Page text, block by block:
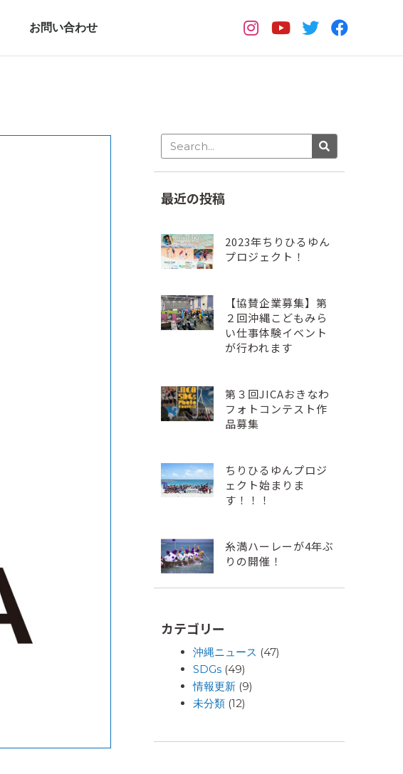
お問い合わせ
最近の投稿
2023年ちりひるゆん
プロジェクト！
【協賛企業募集】第
２回沖縄こどもみら
い仕事体験イベント
が行われます
第３回JICAおきなわ
フォトコンテスト作
品募集
ちりひるゆんプロジ
ェクト始まりま
す！！！
糸満ハーレーが4年ぶ
りの開催！
カテゴリー
沖縄ニュース (47)
SDGs (49)
情報更新 (9)
未分類 (12)